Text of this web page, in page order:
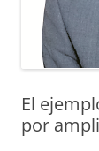
El
por